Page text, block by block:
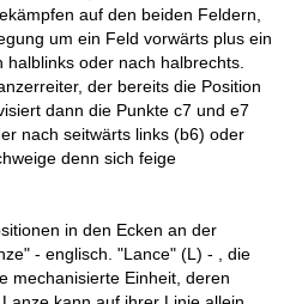
auf den beiden Feldern,
um ein Feld vorwärts plus ein
oder nach halbrechts.
der bereits die Position
dann die Punkte c7 und e7
nach seitwärts links (b6) oder
denn sich feige
in den Ecken an der
- englisch. "Lance" (L) - , die
mechanisierte Einheit, deren